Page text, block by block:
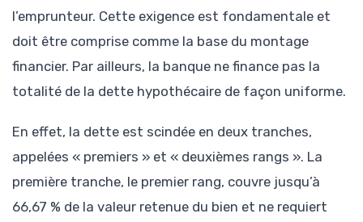
l’emprunteur. Cette exigence est fondamentale et
doit être comprise comme la base du montage
financier. Par ailleurs, la banque ne finance pas la
totalité de la dette hypothécaire de façon uniforme.
En effet, la dette est scindée en deux tranches,
appelées « premiers » et « deuxièmes rangs ». La
première tranche, le premier rang, couvre jusqu’à
66,67 % de la valeur retenue du bien et ne requiert